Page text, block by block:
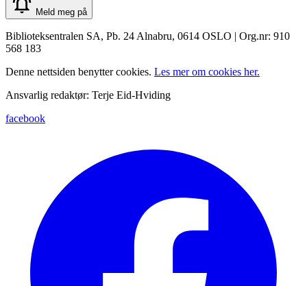
Meld meg på
Biblioteksentralen SA, Pb. 24 Alnabru, 0614 OSLO | Org.nr: 910
568 183
Denne nettsiden benytter cookies. Les mer om cookies her.
Ansvarlig redaktør: Terje Eid-Hviding
facebook